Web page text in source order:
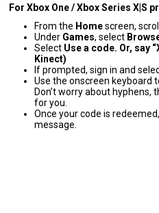
For Xbox One / Xbox Series X|S
From the Homescreen,
Under Games, select
Select Use a code. Or, say
Kinect)
If prompted, sign in and
Use the onscreen keyboard
Don’t worry about hyphens,
for you.
Once your code is
message.